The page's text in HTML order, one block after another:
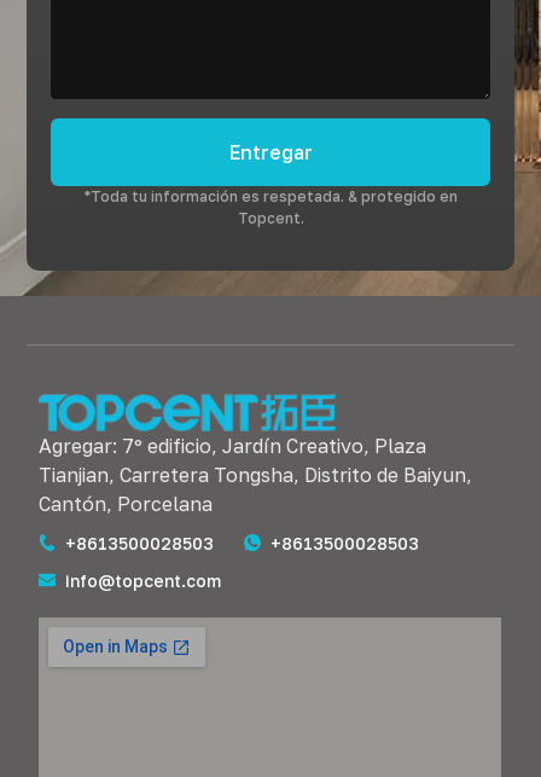
Entregar
*Toda tu información es respetada. & protegido en
Topcent.
Agregar: 7º edificio, Jardín Creativo, Plaza
Tianjian, Carretera Tongsha, Distrito de Baiyun,
Cantón, Porcelana
+8613500028503
+8613500028503
info@topcent.com